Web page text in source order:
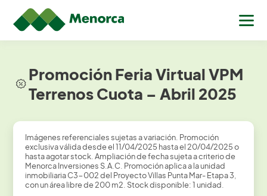
Promoción Feria Virtual VPM
Terrenos Cuota – Abril 2025
Imágenes referenciales sujetas a variación. Promoción
exclusiva válida desde el 11/04/2025 hasta el 20/04/2025 o
hasta agotar stock. Ampliación de fecha sujeta a criterio de
Menorca Inversiones S.A.C. Promoción aplica a la unidad
inmobiliaria C3-002 del Proyecto Villas Punta Mar- Etapa 3,
con un área libre de 200 m2. Stock disponible: 1 unidad.